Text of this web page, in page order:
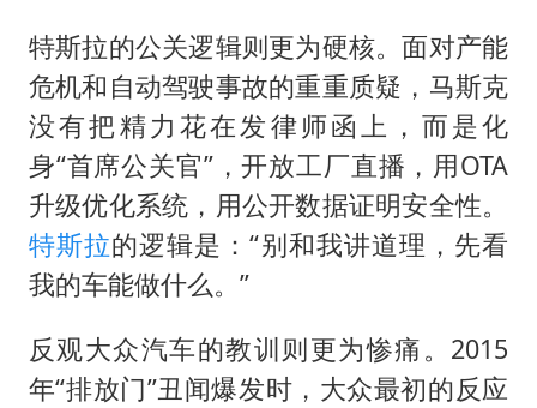
特斯拉的公关逻辑则更为硬核。面对产能
危机和自动驾驶事故的重重质疑，马斯克
没有把精力花在发律师函上，而是化
身“首席公关官”，开放工厂直播，用OTA
升级优化系统，用公开数据证明安全性。
特斯拉的逻辑是：“别和我讲道理，先看
我的车能做什么。”
反观大众汽车的教训则更为惨痛。2015
年“排放门”丑闻爆发时，大众最初的反应